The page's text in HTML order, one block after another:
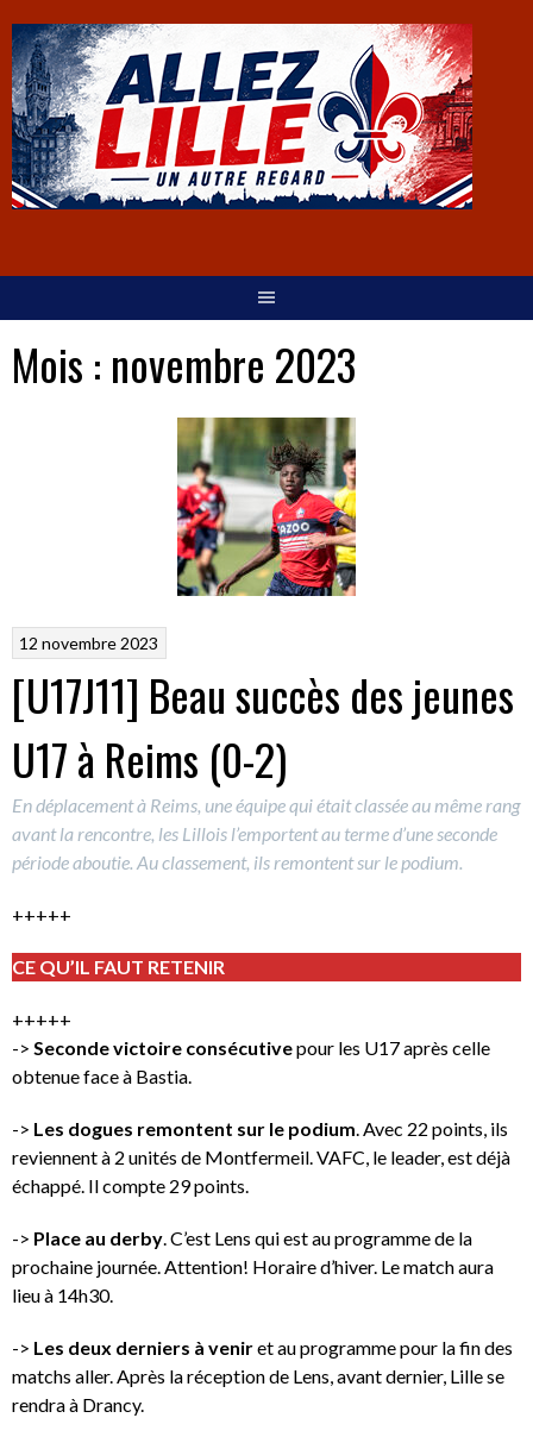
Mois : novembre 2023
12 novembre 2023
[U17J11] Beau succès des jeunes
U17 à Reims (0-2)
En déplacement à Reims, une équipe qui était classée au même rang
avant la rencontre, les Lillois l’emportent au terme d’une seconde
période aboutie. Au classement, ils remontent sur le podium.
+++++
CE QU’IL FAUT RETENIR
+++++
-> Seconde victoire consécutivepour les U17 après celle
obtenue face à Bastia.
-> Les dogues remontent sur le podium . Avec 22 points, ils
reviennent à 2 unités de Montfermeil. VAFC, le leader, est déjà
échappé. Il compte 29 points.
-> Place au derby . C’est Lens qui est au programme de la
prochaine journée. Attention! Horaire d’hiver. Le match aura
lieu à 14h30.
-> Les deux derniers à veniret au programme pour la fin des
matchs aller. Après la réception de Lens, avant dernier, Lille se
rendra à Drancy.